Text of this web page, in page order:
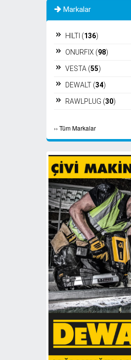
Markalar
HILTI (136)
ONURFIX (98)
VESTA (55)
DEWALT (34)
RAWLPLUG (30)
PROTECTA (15)
STD Civata (13)
FIXPLAST (11)
SPIT (8)
MAX (7)
SOUDAL (6)
STANLEY ( 6)
PANASONIC (1)
POWERS TRAK-IT (1)
›› Tüm Markalar